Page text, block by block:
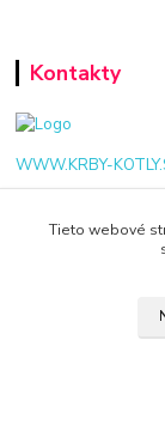
Kontakty
WWW.KRBY-
Tieto webové